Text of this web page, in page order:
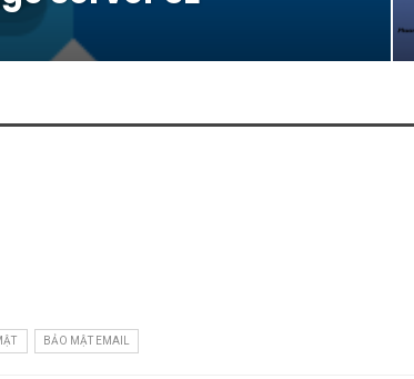
BẢO MẬT EMAIL